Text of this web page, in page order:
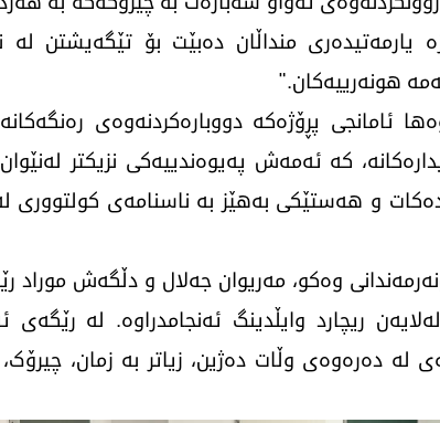
منداڵان دەبێت بۆ تێگەیشتن لە
هونەرییەکان."
ئامانجی پڕۆژەکە دووبارەکردنەوەی
کە ئەمەش پەیوەندییەکی نزیکتر
و هەستێکی بەهێز بە ناسنامەی کولتووری لە
وەکو، مەریوان جەلال و دڵگەش موراد
ریچارد وایڵدینگ ئەنجامدراوە. لە رێگەی
لە دەرەوەی وڵات دەژین، زیاتر بە زمان،